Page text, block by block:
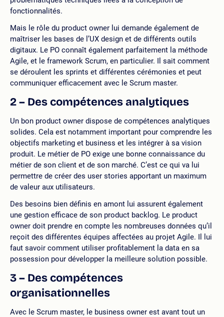
fonctionnalités.
Mais le rôle du product owner lui demande également de
maîtriser les bases de l’UX design et de différents outils
digitaux. Le PO connaît également parfaitement la méthode
Agile, et le framework Scrum, en particulier. Il sait comment
se déroulent les sprints et différentes cérémonies et peut
communiquer efficacement avec le Scrum master.
2 – Des compétences analytiques
Un bon product owner dispose de compétences analytiques
solides. Cela est notamment important pour comprendre les
objectifs marketing et business et les intégrer à sa vision
produit. Le métier de PO exige une bonne connaissance du
métier de son client et de son marché. C’est ce qui va lui
permettre de créer des user stories apportant un maximum
de valeur aux utilisateurs.
Des besoins bien définis en amont lui assurent également
une gestion efficace de son product backlog. Le product
owner doit prendre en compte les nombreuses données qu’il
reçoit des différentes équipes affectées au projet Agile. Il lui
faut savoir comment utiliser profitablement la data en sa
possession pour développer la meilleure solution possible.
3 – Des compétences
organisationnelles
Avec le Scrum master, le business owner est avant tout un